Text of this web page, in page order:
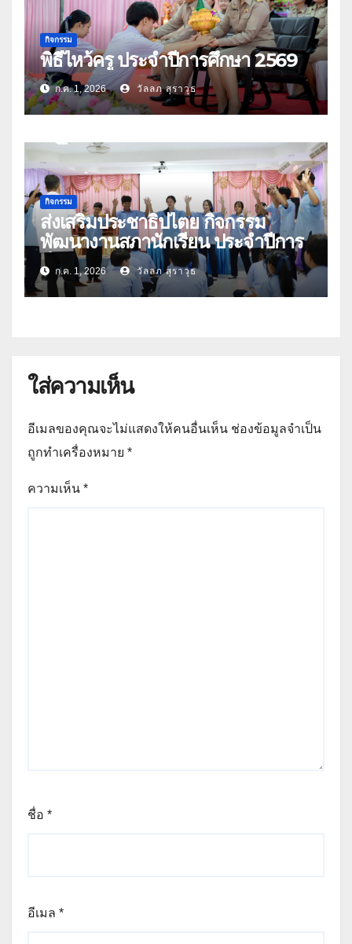
กิจกรรม
พิธีไหว้ครู ประจำปีการศึกษา 2569
ก.ค. 1, 2026 วัลลภ สุราวุธ
กิจกรรม
ส่งเสริมประชาธิปไตย กิจกรรม
พัฒนางานสภานักเรียน ประจำปีการ
ศึกษา 2569
ก.ค. 1, 2026 วัลลภ สุราวุธ
ใส่ความเห็น
อีเมลของคุณจะไม่แสดงให้คนอื่นเห็น ช่องข้อมูลจำเป็น
ถูกทำเครื่องหมาย *
ความเห็น *
ชื่อ *
อีเมล *